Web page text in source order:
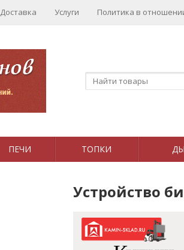
Доставка Услуги Политика в
ПЕЧИ ТОПКИ
Устройство